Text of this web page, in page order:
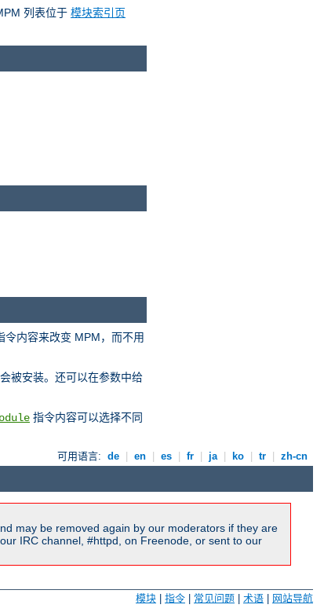
列表位于 模块索引页
令内容来改变 MPM，而不用
被安装。还可以在参数中给
指令内容可以选择不同
可用语言: de en es fr ja ko tr zh-cn
may be removed again by our moderators if they are
IRC channel, #httpd, on Freenode, or sent to our
模块 | 指令 | 常见问题 | 术语 | 网站导航